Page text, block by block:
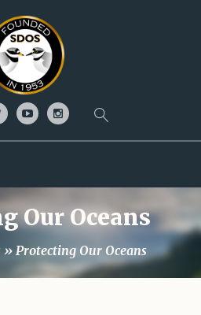
Our Oceans
» Protecting Our Oceans